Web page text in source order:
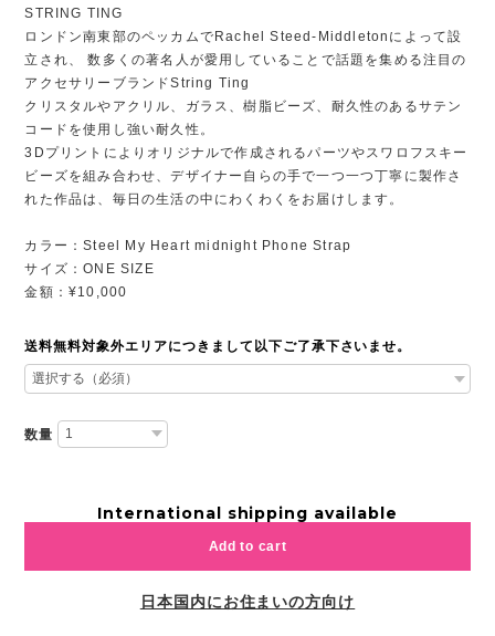
STRING TING
ロンドン南東部のペッカムでRachel Steed-Middletonによって設
立され、 数多くの著名人が愛用していることで話題を集める注目の
アクセサリーブランドString Ting
クリスタルやアクリル、ガラス、樹脂ビーズ、耐久性のあるサテン
コードを使用し強い耐久性。
3Dプリントによりオリジナルで作成されるパーツやスワロフスキー
ビーズを組み合わせ、デザイナー自らの手で一つ一つ丁寧に製作さ
れた作品は、毎日の生活の中にわくわくをお届けします。
カラー：Steel My Heart midnight Phone Strap
サイズ：ONE SIZE
金額：¥10,000
送料無料対象外エリアにつきまして以下ご了承下さいませ。
数量
International shipping available
Add to cart
日本国内にお住まいの方向け